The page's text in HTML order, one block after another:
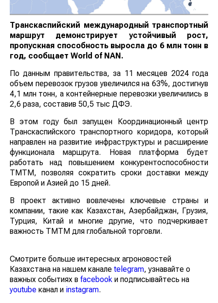
Транскаспийский международный транспортный
маршрут демонстрирует устойчивый рост,
пропускная способность выросла до 6 млн тонн в
год, сообщает World of NAN.
По данным правительства, за 11 месяцев 2024 года
объем перевозок грузов увеличился на 63%, достигнув
4,1 млн тонн, а контейнерные перевозки увеличились в
2,6 раза, составив 50,5 тыс ДФЭ.
В этом году был запущен Координационный центр
Транскаспийского транспортного коридора, который
направлен на развитие инфраструктуры и расширение
функционала маршрута. Новая платформа будет
работать над повышением конкурентоспособности
ТМТМ, позволяя сократить сроки доставки между
Европой и Азией до 15 дней.
В проект активно вовлечены ключевые страны и
компании, такие как Казахстан, Азербайджан, Грузия,
Турция, Китай и многие другие, что подчеркивает
важность ТМТМ для глобальной торговли.
Смотрите больше интересных агроновостей
Казахстана на нашем канале telegram, узнавайте о
важных событиях в facebook и подписывайтесь на
youtube канал и instagram.